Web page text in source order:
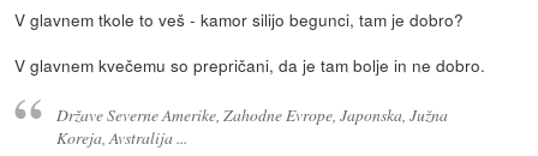
V glavnem tkole to veš - kamor silijo begunci, tam je dobro?
V glavnem kvečemu so prepričani, da je tam bolje in ne dobro.
Države Severne Amerike, Zahodne Evrope, Japonska, Južna
Koreja, Avstralija ...